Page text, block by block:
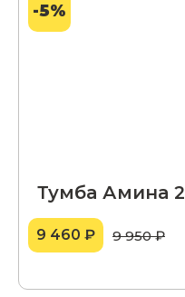
-5%
Тумба Амина 2
9 460 ₽ 9 950 ₽